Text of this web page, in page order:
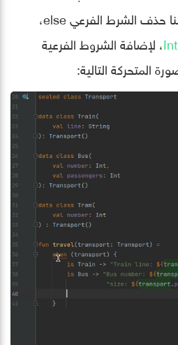
وللاستفادة من ذلك، يمكننا حذف الشرط الفرعي else،
، لإضافة الشروط الفرعية
المتحركة التالية: